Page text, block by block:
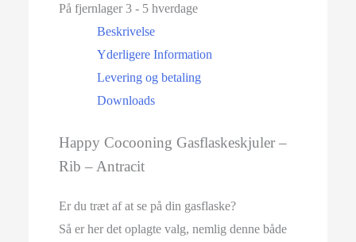
På fjernlager 3 - 5 hverdage
Beskrivelse
Yderligere Information
Levering og betaling
Downloads
Happy Cocooning Gasflaskeskjuler –
Rib – Antracit
Er du træt af at se på din gasflaske?
Så er her det oplagte valg, nemlig denne både